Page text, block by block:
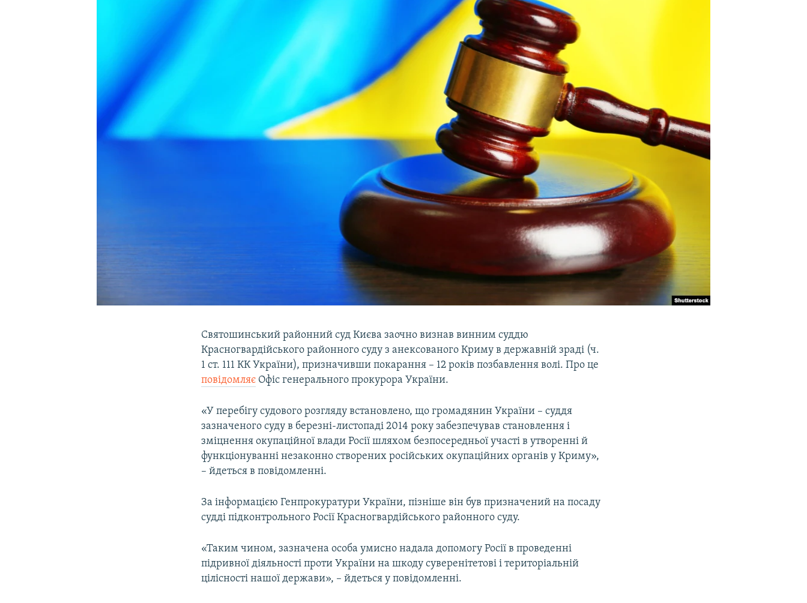
Святошинський районний суд Києва заочно визнав винним суддю
Красногвардійського районного суду з анексованого Криму в державній зраді (ч.
1 ст. 111 КК України), призначивши покарання – 12 років позбавлення волі. Про це
повідомляє Офіс генерального прокурора України.
«У перебігу судового розгляду встановлено, що громадянин України – суддя
зазначеного суду в березні-листопаді 2014 року забезпечував становлення і
зміцнення окупаційної влади Росії шляхом безпосередньої участі в утворенні й
функціонуванні незаконно створених російських окупаційних органів у Криму»,
– йдеться в повідомленні.
За інформацією Генпрокуратури України, пізніше він був призначений на посаду
судді підконтрольного Росії Красногвардійського районного суду.
«Таким чином, зазначена особа умисно надала допомогу Росії в проведенні
підривної діяльності проти України на шкоду суверенітетові і територіальній
цілісності нашої держави», – йдеться у повідомленні.